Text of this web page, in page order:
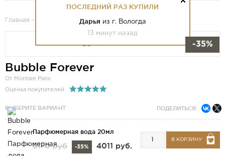
Главная - - Bubble Forever
-35%
ПОСЛЕДНИЙ РАЗ КУПИЛИ
Дарья из г. Вологда
13 минут назад
Bubble Forever
От Montale Paris
Оценка покупателей
ВЫБЕРИТЕ ВАРИАНТ ПОДЕЛИТЬСЯ:
Парфюмерная вода 20мл
6170 руб -35% 4011 руб.
В КОРЗИНУ